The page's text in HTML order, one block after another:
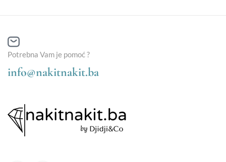
Potrebna Vam je pomoć ?
info@nakitnakit.ba